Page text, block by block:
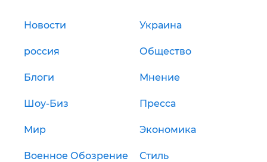
Новости Украина
россия Общество
Блоги Мнение
Шоу-Биз Пресса
Мир Экономика
Военное Обозрение Стиль